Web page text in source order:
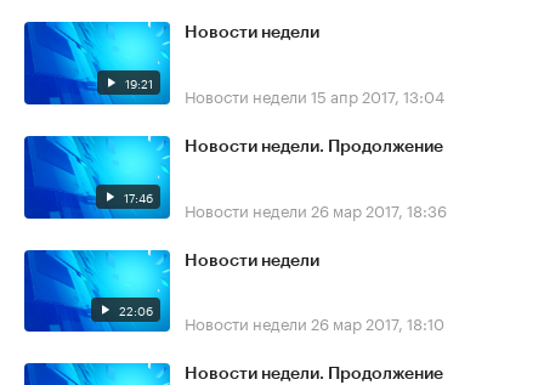
19:21
Новости недели
Новости недели 15 апр 2017, 13:04
17:46
Новости недели. Продолжение
Новости недели 26 мар 2017, 18:36
22:06
Новости недели
Новости недели 26 мар 2017, 18:10
Новости недели. Продолжение